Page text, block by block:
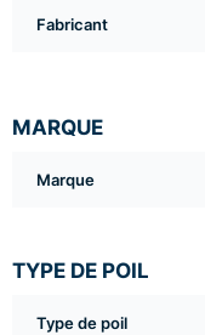
Fabricant
MARQUE
Marque
TYPE DE POIL
Type de poil